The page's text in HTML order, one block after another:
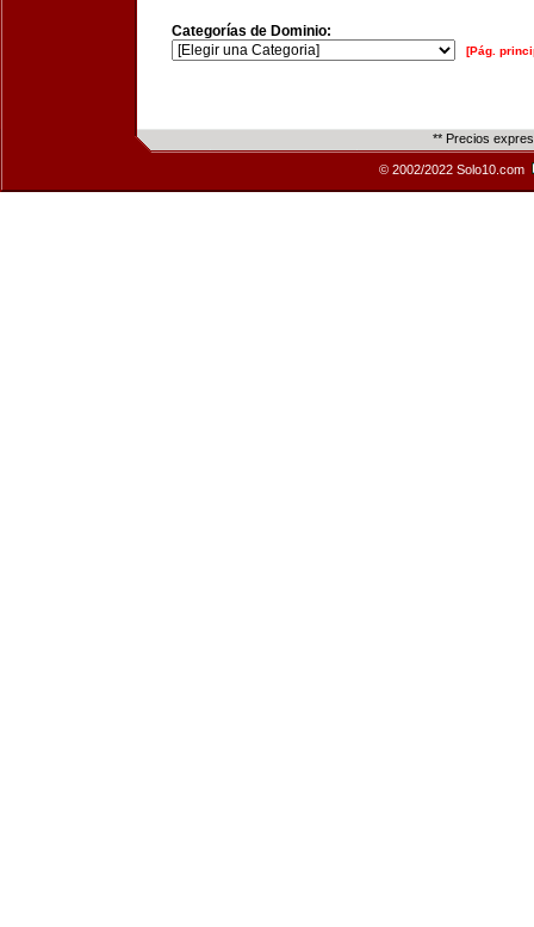
Categorías de Dominio:
[Pág.
** Precios
© 2002/2022 Solo10.com